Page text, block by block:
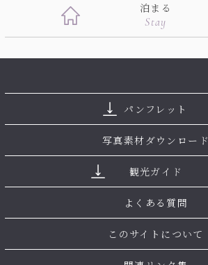
泊まる
Stay
パンフレット
写真素材ダウンロード
観光ガイド
よくある質問
このサイトについて